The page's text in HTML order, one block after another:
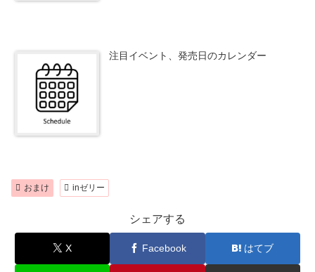
注目イベント、発売日のカレンダー
おまけ inゼリー
シェアする
X Facebook はてブ